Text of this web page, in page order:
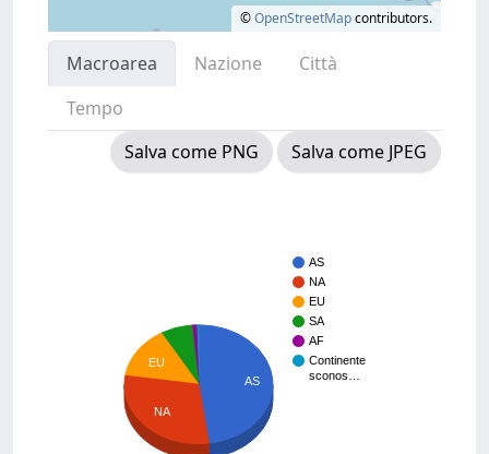
©OpenStreetMapcontributors.
Macroarea Nazione
Città
Tempo
Salva come PNG
Salva come JPEG
AS
NA
EU
SA
AF
Continente
sconos…
AS
EU
NA